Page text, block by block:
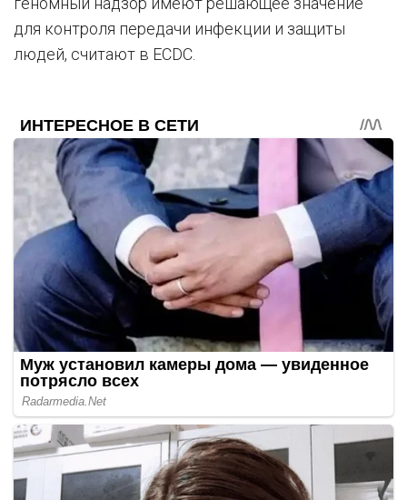
для контроля передачи инфекции и защиты
людей, считают в ECDC.